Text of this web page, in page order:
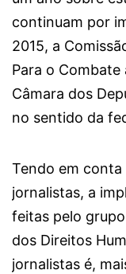
continuam por
2015, a
Para o
Câmara dos
no sentido da
Tendo em
jornalistas, a
feitas pelo
dos Direitos
jornalistas é,